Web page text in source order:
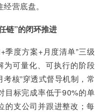
营底盘。
链”的闭环推进
季度方案+月度清单”三级
为可量化、可执行的阶段
核”穿透式督导机制，常
目标完成率低于90%的单
的支公司并跟进整改；每